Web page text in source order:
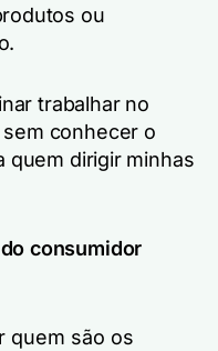
ou
trabalhar no
conhecer o
quem dirigir minhas
consumidor
quem são os